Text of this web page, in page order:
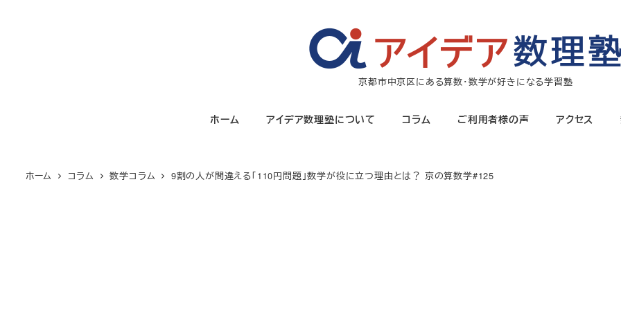
京都市中京区にある算数・数学が好きになる学習塾
ホーム アイデア数理塾について コラム ご利用者様の声 アクセス
ホーム コラム 数学コラム 9割の人が間違える「110円問題」数学が役に立つ理由とは？ 京の算数学#125